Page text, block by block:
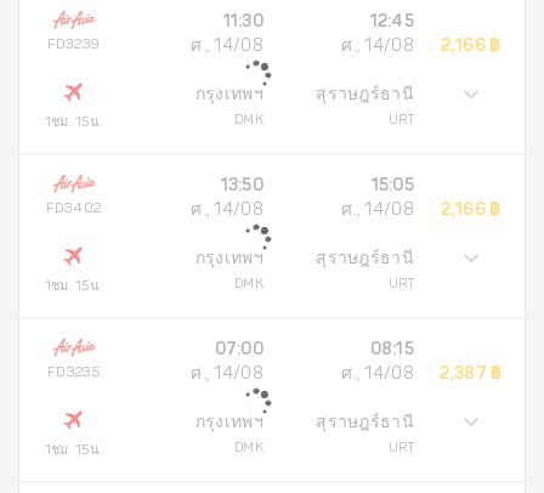
FD3239
1ชม. 15น.
11:30
ศ., 14/08
กรุงเทพฯ
DMK
12:45
ศ., 14/08
สุราษฎร์ธานี
URT
2,166 ฿
FD3402
1ชม. 15น.
13:50
ศ., 14/08
กรุงเทพฯ
DMK
15:05
ศ., 14/08
สุราษฎร์ธานี
URT
2,166 ฿
FD3235
1ชม. 15น.
07:00
ศ., 14/08
กรุงเทพฯ
DMK
08:15
ศ., 14/08
สุราษฎร์ธานี
URT
2,387 ฿